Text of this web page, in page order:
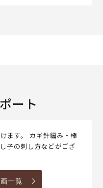
ート
ます。 カギ針編み・棒
子の刺し方などがござ
一覧